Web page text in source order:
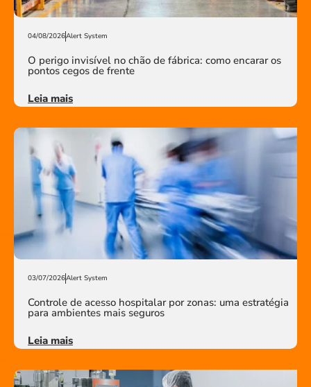
04/08/2026Alert System
O perigo invisível no chão de fábrica: como encarar os
pontos cegos de frente
Leia mais
03/07/2026Alert System
Controle de acesso hospitalar por zonas: uma estratégia
para ambientes mais seguros
Leia mais